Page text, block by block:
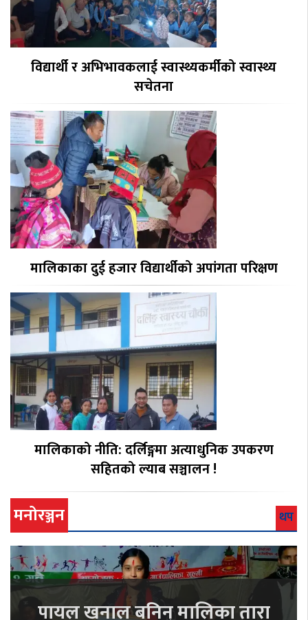
विद्यार्थी र अभिभावकलाई स्वास्थ्यकर्मीको स्वास्थ्य
सचेतना
मालिकाका दुई हजार विद्यार्थीको अपांगता परिक्षण
मालिकाको नीति: दर्लिङ्गमा अत्याधुनिक उपकरण
सहितको ल्याब सञ्चालन !
मनोरञ्जन थप
पायल खनाल बनिन् मालिका तारा